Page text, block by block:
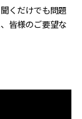
くだけでも問題
皆様のご要望な